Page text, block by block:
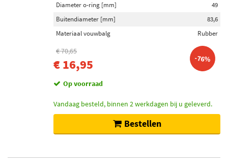
Diameter o-ring [mm]
49
Buitendiameter [mm]
83,6
Materiaal vouwbalg
Rubber
€ 70,65
€ 16,95 -76%
Op voorraad
Vandaag besteld, binnen 2 werkdagen bij u geleverd.
Bestellen